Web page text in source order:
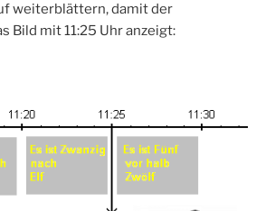
weiterblättern, damit der
Bild mit 11:25 Uhr anzeigt: